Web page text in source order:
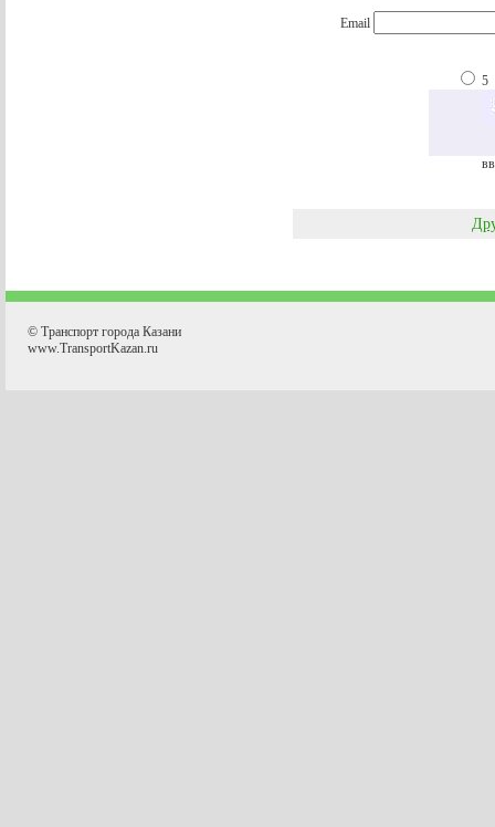
Email
5
© Транспорт города Казани
www.TransportKazan.ru